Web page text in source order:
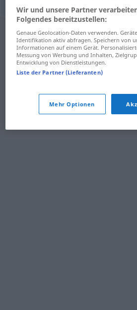
Wir und unsere Partner
Folgendes bereitzustellen:
Genaue Geolocation-Daten verwenden.
Identifikation aktiv abfragen. Speichern von
Informationen auf einem Gerät.
Messung von Werbung und Inhalten,
Entwicklung von Dienstleistungen.
Liste der Partner (Lieferanten)
Mehr Optionen